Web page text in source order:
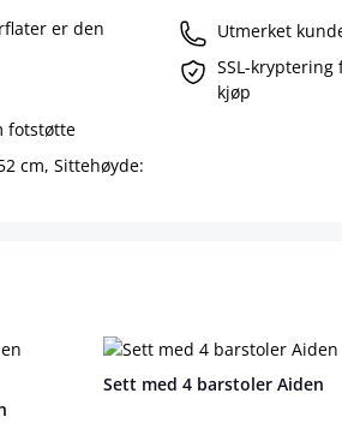
er den
fotstøtte
cm, Sittehøyde:
Utmerket
SSL-kryptering
kjøp
Sett med 4 barstoler Aiden